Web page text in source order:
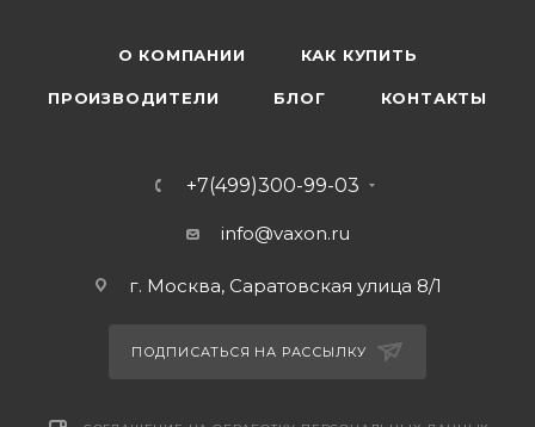
О КОМПАНИИ КАК КУПИТЬ
ПРОИЗВОДИТЕЛИ БЛОГ КОНТАКТЫ
+7(499)300-99-03
info@vaxon.ru
г. Москва, Саратовская улица 8/1
ПОДПИСАТЬСЯ НА РАССЫЛКУ